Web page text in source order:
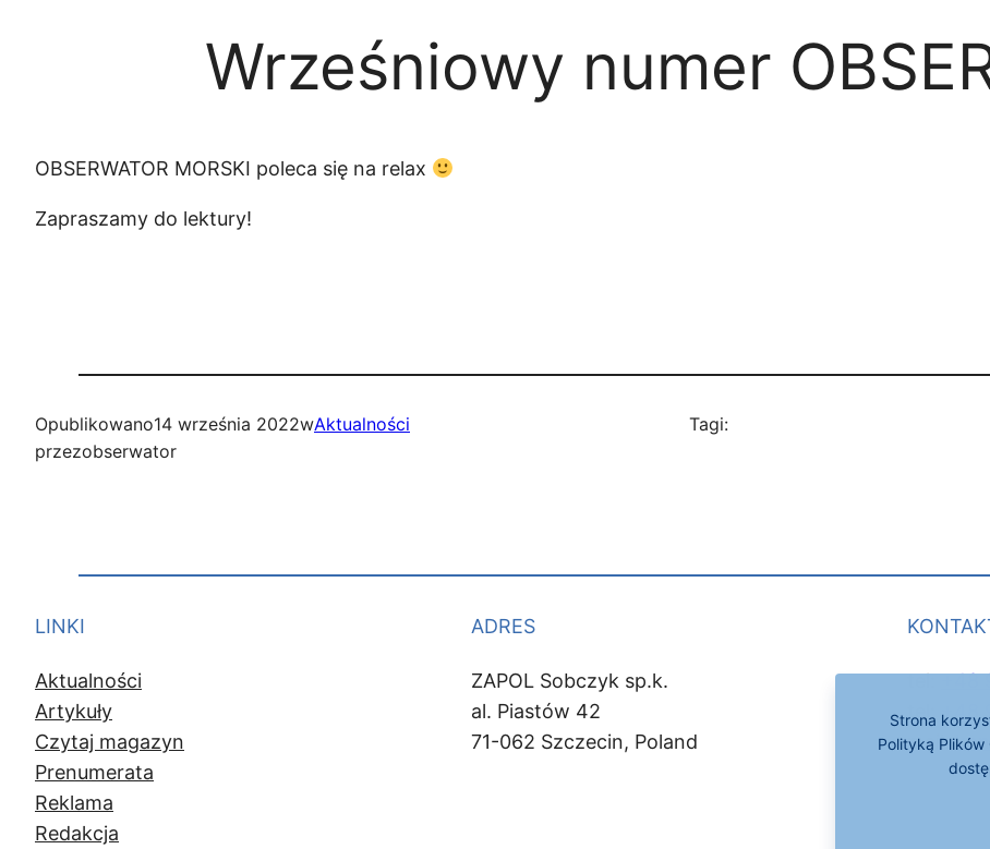
Wrześniowy numer
OBSERWATOR MORSKI poleca się na relax
Zapraszamy do lektury!
Opublikowano14 września 2022wAktualności
przezobserwator
Tagi:
LINKI
Aktualności
Artykuły
Czytaj magazyn
Prenumerata
Reklama
Redakcja
ADRES
ZAPOL Sobczyk sp.k.
al. Piastów 42
71-062 Szczecin, Poland
tel:+48
+48
mail:
Strona
Polityką